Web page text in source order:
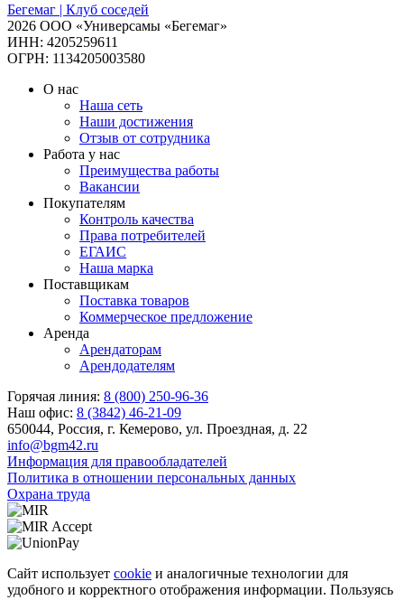
Бегемаг | Клуб соседей
2026 ООО «Универсамы «Бегемаг»
ИНН: 4205259611
ОГРН: 1134205003580
О нас
Наша сеть
Наши достижения
Отзыв от сотрудника
Работа у нас
Преимущества работы
Вакансии
Покупателям
Контроль качества
Права потребителей
ЕГАИС
Наша марка
Поставщикам
Поставка товаров
Коммерческое предложение
Аренда
Арендаторам
Арендодателям
Горячая линия: 8 (800) 250-96-36
Наш офис: 8 (3842) 46-21-09
650044, Россия, г. Кемерово, ул. Проездная, д. 22
info@bgm42.ru
Информация для правообладателей
Политика в отношении персональных данных
Охрана труда
Сайт использует cookie и аналогичные технологии для
удобного и корректного отображения информации. Пользуясь